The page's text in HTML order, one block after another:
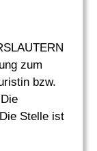
zum
bzw.
Stelle ist